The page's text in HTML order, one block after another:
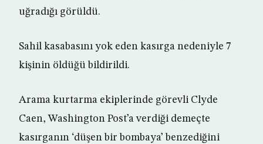
uğradığı görüldü.
Sahil kasabasını yok eden kasırga nedeniyle 7
kişinin öldüğü bildirildi.
Arama kurtarma ekiplerinde görevli Clyde
Caen, Washington Post’a verdiği demeçte
kasırganın ‘düşen bir bombaya’ benzediğini